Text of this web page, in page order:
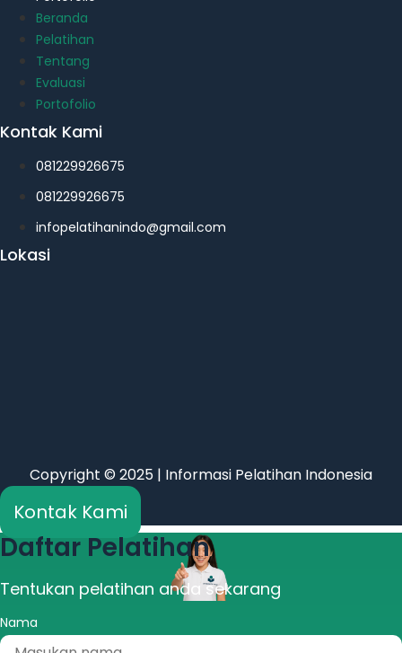
Beranda
Pelatihan
Tentang
Evaluasi
Portofolio
Kontak Kami
081229926675
081229926675
infopelatihanindo@gmail.com
Lokasi
Copyright © 2025 | Informasi Pelatihan Indonesia
Kontak Kami
Daftar Pelatihan
Tentukan pelatihan anda sekarang
Nama